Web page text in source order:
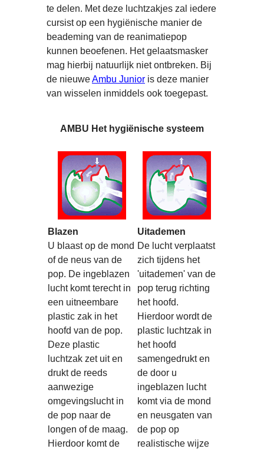
te delen. Met deze luchtzakjes zal iedere
cursist op een hygiënische manier de
beademing van de reanimatiepop
kunnen beoefenen. Het gelaatsmasker
mag hierbij natuurlijk niet ontbreken. Bij
de nieuweAmbu Junior is deze manier
van wisselen inmiddels ook toegepast.
AMBU Het hygiënische systeem
Blazen
U blaast op de mond
of de neus van de
pop. De ingeblazen
lucht komt terecht in
een uitneembare
plastic zak in het
hoofd van de pop.
Deze plastic
luchtzak zet uit en
drukt de reeds
aanwezige
omgevingslucht in
de pop naar de
longen of de maag.
Hierdoor komt de
Uitademen
De lucht verplaatst
zich tijdens het
'uitademen' van de
pop terug richting
het hoofd.
Hierdoor wordt de
plastic luchtzak in
het hoofd
samengedrukt en
de door u
ingeblazen lucht
komt via de mond
en neusgaten van
de pop op
realistische wijze